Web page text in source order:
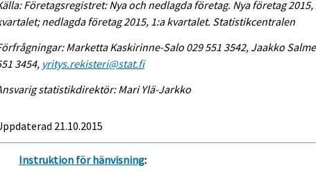
Företagsregistret: Nya och nedlagda företag. Nya företag 2015,
nedlagda företag 2015, 1:a kvartalet. Statistikcentralen
Marketta Kaskirinne-Salo 029 551 3542, Jaakko
3454, yritys.rekisteri@stat.fi
statistikdirektör: Mari Ylä-Jarkko
21.10.2015
Instruktion för hänvisning: